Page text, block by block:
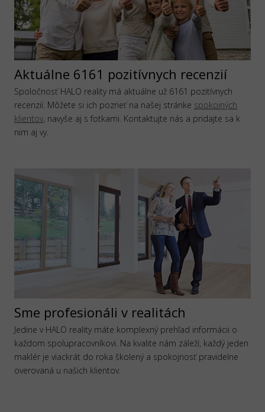
Aktuálne 6161 pozitívnych recenzií
Spoločnosť HALO reality má aktuálne už 6161 pozitívnych
recenzií. Môžete si ich pozrieť na našej stránke spokojných
klientov, navyše aj s fotkami. Kontaktujte nás a pridajte sa k
nim aj vy.
Sme profesionáli v realitách
Jedine v HALO reality máte komplexný prehľad informácii o
každom spolupracovníkovi. Na kvalite nám záleží, každý jeden
maklér je viackrát do roka školený a spokojnosť pravidelne
overovaná u našich klientov.